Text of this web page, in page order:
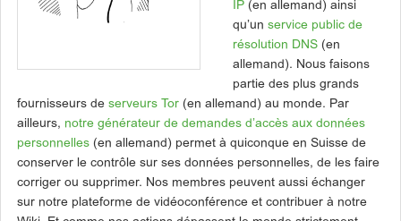
IP (en allemand) ainsi
qu’un service public de
résolution DNS (en
allemand). Nous faisons
partie des plus grands
fournisseurs de serveurs Tor (en allemand) au monde. Par
ailleurs, notre générateur de demandes d’accès aux données
personnelles (en allemand) permet à quiconque en Suisse de
conserver le contrôle sur ses données personnelles, de les faire
corriger ou supprimer. Nos membres peuvent aussi échanger
sur notre plateforme de vidéoconférence et contribuer à notre